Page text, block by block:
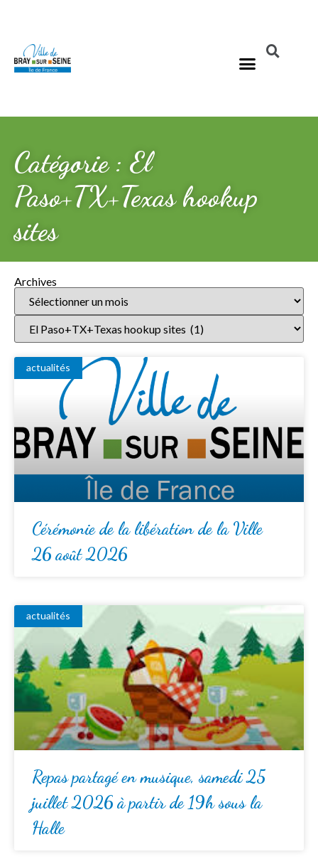
Catégorie : El
Paso+TX+Texas hookup
sites
Archives
actualités
Cérémonie de la libération de la Ville
26 août 2026
actualités
Repas partagé en musique, samedi 25
juillet 2026 à partir de 19h sous la
Halle